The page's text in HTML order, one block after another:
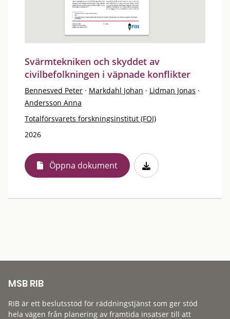
Svärmtekniken och skyddet av
civilbefolkningen i väpnade konflikter
Bennesved Peter · Markdahl Johan · Lidman Jonas ·
Andersson Anna
Totalförsvarets forskningsinstitut (FOI)
2026
Öppna dokument
MSB RIB
RIB är ett beslutsstöd för räddningstjänst som ger stöd
hela vägen från planering av framtida insatser till att